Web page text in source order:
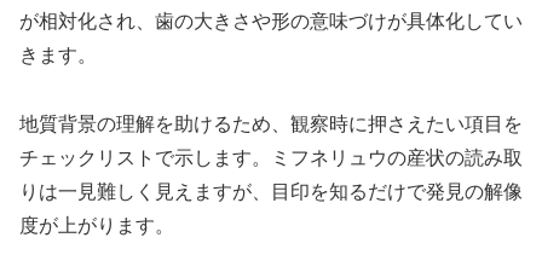
が相対化され、歯の大きさや形の意味づけが具体化してい
きます。
地質背景の理解を助けるため、観察時に押さえたい項目を
チェックリストで示します。ミフネリュウの産状の読み取
りは一見難しく見えますが、目印を知るだけで発見の解像
度が上がります。